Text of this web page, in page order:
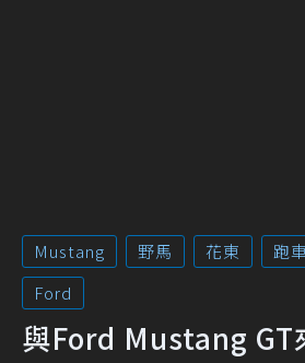
Mustang 野馬 花東 跑車
Ford
與Ford Mustang GT